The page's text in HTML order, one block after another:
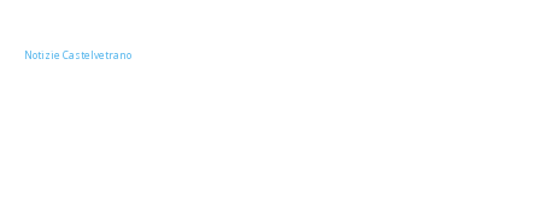
Notizie Castelvetrano